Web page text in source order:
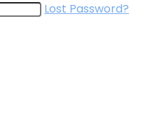
Lost Password?